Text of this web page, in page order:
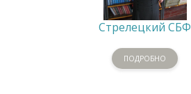
Стрелецкий СБФ
ПОДРОБНО